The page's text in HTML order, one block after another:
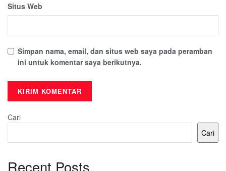
Situs Web
Simpan nama, email, dan situs web saya pada peramban
ini untuk komentar saya berikutnya.
Cari
Cari
Recent Posts